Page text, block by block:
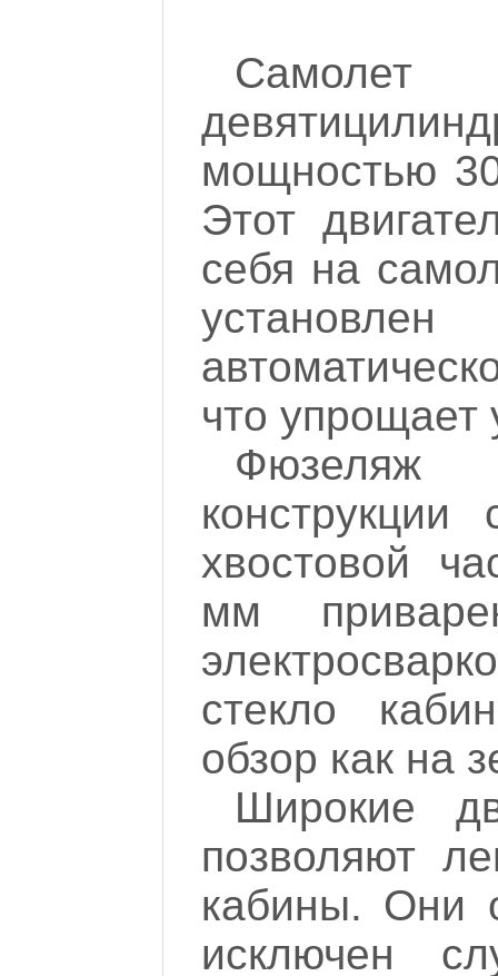
мощностью
Этот
себя на
что упрощает
Фюзеляж
хвостовой
мм
стекло
обзор как на
Широкие
позволяют
кабины. Они
исключен